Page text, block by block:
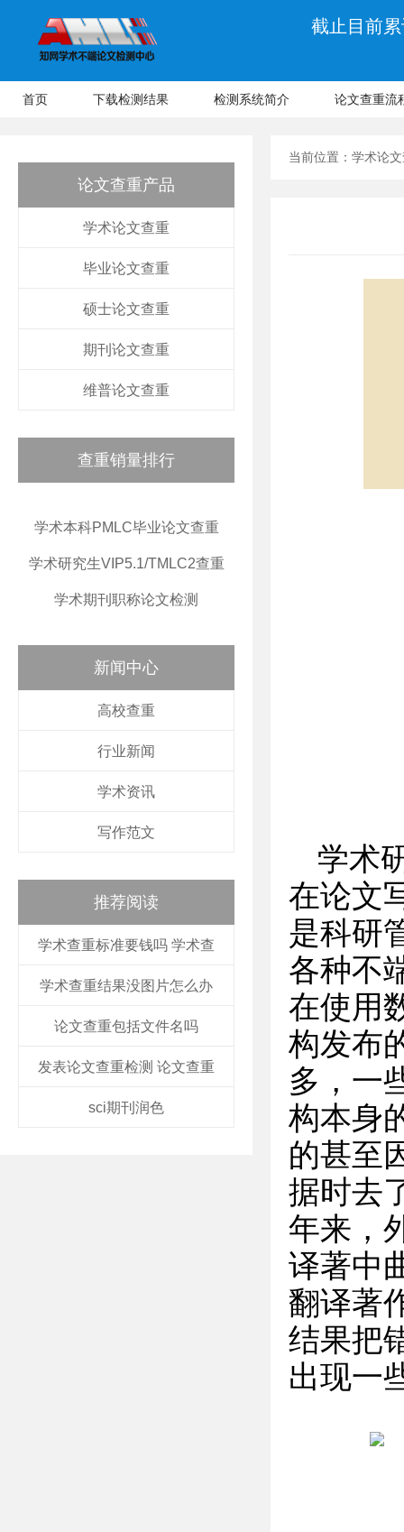
截止目前
首页 下载检测结果 检测系统简介 论文查重流
论文查重产品
学术论文查重
毕业论文查重
硕士论文查重
期刊论文查重
维普论文查重
查重销量排行
学术本科PMLC毕业论文查重
学术研究生VIP5.1/TMLC2查重
学术期刊职称论文检测
新闻中心
高校查重
行业新闻
学术资讯
写作范文
推荐阅读
学术查重标准要钱吗 学术查
学术查重结果没图片怎么办
论文查重包括文件名吗
发表论文查重检测 论文查重
sci期刊润色
当前位置： 学术论
学术
在论文
是科研
各种不
在使用
构发布
多，一
构本身
的甚至
据时去
年来，
译著中
翻译著
结果把
出现一